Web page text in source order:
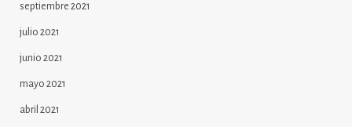
septiembre 2021
julio 2021
junio 2021
mayo 2021
abril 2021